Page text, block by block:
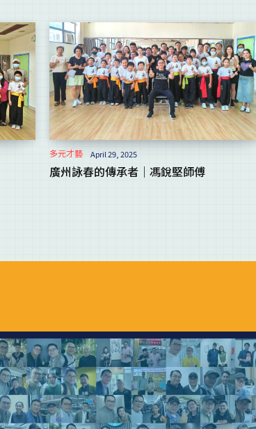
多元才藝 April 29, 2025
廣州詠春的傳承者｜馮銳堅師傅